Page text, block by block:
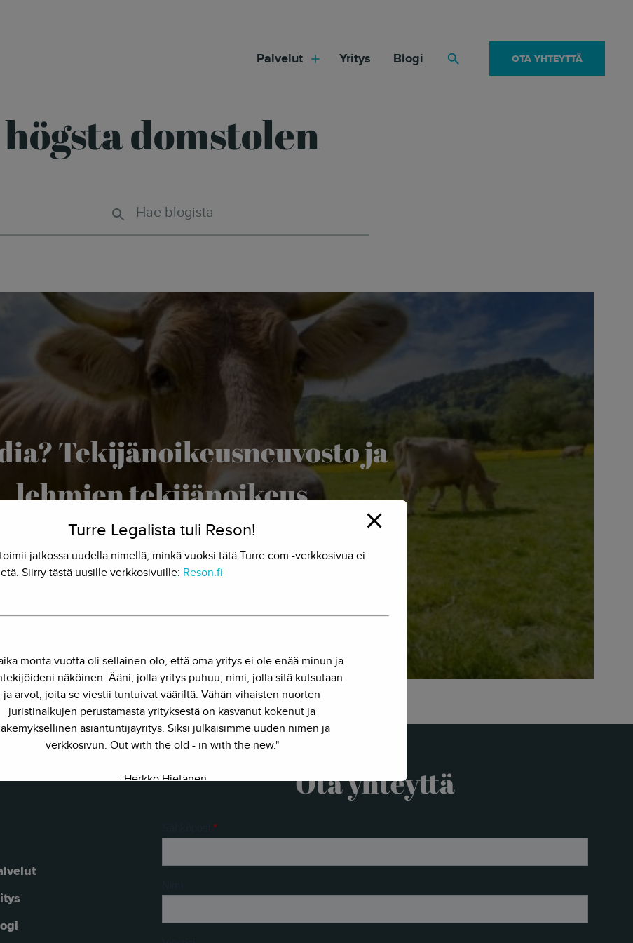
Palvelut Yritys Blogi OTA YHTEYTTÄ
högsta domstolen
Hae blogista
Tekijänoikeusneuvosto ja
lehmien tekijänoikeus
13.7.2017 - Herkko Hietanen
Ota yhteyttä
Turre Legalista tuli Reson!
jatkossa uudella nimellä, minkä vuoksi tätä Turre.com -verkkosivua ei
Siirry tästä uusille verkkosivuille: Reson.fi
monta vuotta oli sellainen olo, että oma yritys ei ole enää minun ja
näköinen. Ääni, jolla yritys puhuu, nimi, jolla sitä kutsutaan
ja arvot, joita se viestii tuntuivat vääriltä. Vähän vihaisten nuorten
juristinalkujen perustamasta yrityksestä on kasvanut kokenut ja
asiantuntijayritys. Siksi julkaisimme uuden nimen ja
verkkosivun. Out with the old - in with the new."
- Herkko Hietanen